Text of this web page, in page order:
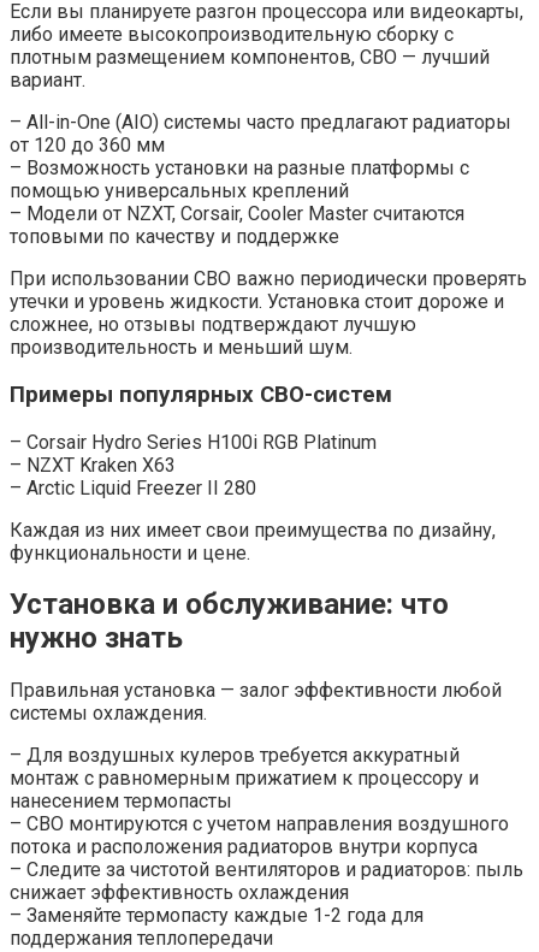
Если вы планируете разгон процессора или видеокарты,
либо имеете высокопроизводительную сборку с
плотным размещением компонентов, СВО — лучший
вариант.
– All-in-One (AIO) системы часто предлагают радиаторы
от 120 до 360 мм
– Возможность установки на разные платформы с
помощью универсальных креплений
– Модели от NZXT, Corsair, Cooler Master считаются
топовыми по качеству и поддержке
При использовании СВО важно периодически проверять
утечки и уровень жидкости. Установка стоит дороже и
сложнее, но отзывы подтверждают лучшую
производительность и меньший шум.
Примеры популярных СВО-систем
– Corsair Hydro Series H100i RGB Platinum
– NZXT Kraken X63
– Arctic Liquid Freezer II 280
Каждая из них имеет свои преимущества по дизайну,
функциональности и цене.
Установка и обслуживание: что
нужно знать
Правильная установка — залог эффективности любой
системы охлаждения.
– Для воздушных кулеров требуется аккуратный
монтаж с равномерным прижатием к процессору и
нанесением термопасты
– СВО монтируются с учетом направления воздушного
потока и расположения радиаторов внутри корпуса
– Следите за чистотой вентиляторов и радиаторов: пыль
снижает эффективность охлаждения
– Заменяйте термопасту каждые 1-2 года для
поддержания теплопередачи